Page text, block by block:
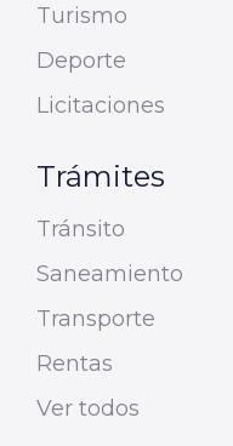
Turismo
Deporte
Licitaciones
Trámites
Tránsito
Saneamiento
Transporte
Rentas
Ver todos